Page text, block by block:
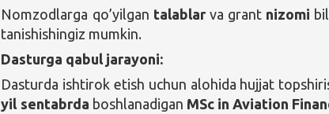
Nomzodlarga qo’yilgan talablarva grant nizomi
tanishishingiz mumkin.
Dasturga qabul jarayoni:
Dasturda ishtirok etish uchun alohida hujjat
yil sentabrda boshlanadigan MSc in Aviation